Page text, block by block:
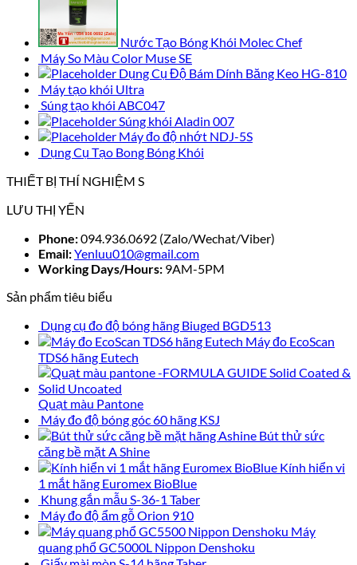
Nước Tạo Bóng Khói Molec Chef
Máy So Màu Color Muse SE
Dụng Cụ Độ Bám Dính Băng Keo HG-810
Máy tạo khói Ultra
Súng tạo khói ABC047
Súng khói Aladin 007
Máy đo độ nhớt NDJ-5S
Dụng Cụ Tạo Bong Bóng Khói
THIẾT BỊ THÍ NGHIỆM S
LƯU THỊ YẾN
Phone:094.936.0692 (Zalo/Wechat/Viber)
Email:Yenluu010@gmail.com
Working Days/Hours: 9AM-5PM
Sản phẩm tiêu biểu
Dụng cụ đo độ bóng hãng Biuged BGD513
Máy đo EcoScan
TDS6 hãng Eutech
Quạt màu Pantone
Máy đo độ bóng góc 60 hãng KSJ
Bút thử sức
căng bề mặt A Shine
Kính hiển vi
1 mắt hãng Euromex BioBlue
Khung gắn mẫu S-36-1 Taber
Máy đo độ ẩm gỗ Orion 910
Máy
quang phổ GC5000L Nippon Denshoku